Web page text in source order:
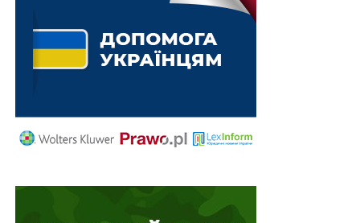
Компенсація бізнесу за пошкоджене/знищене
через війну обладнання
противника
Алгоритм взаємодії фахівців супроводу
отримувати гуманітарну допомогу